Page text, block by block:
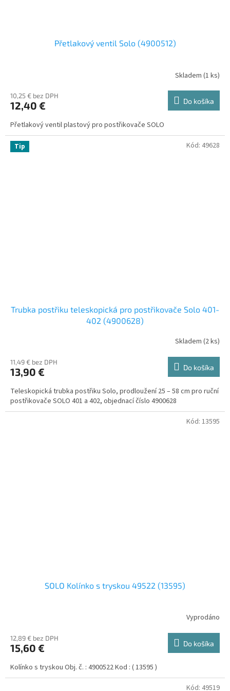
Přetlakový ventil Solo (4900512)
Skladem (1 ks)
10,25 € bez DPH
12,40 € Do košíka
Přetlakový ventil plastový pro postřikovače SOLO
Tip
Trubka postřiku teleskopická pro postřikovače Solo 401-
402 (4900628)
Skladem (2 ks)
11,49 € bez DPH
13,90 € Do košíka
Teleskopická trubka postřiku Solo, prodloužení 25 – 58 cm pro ruční
postřikovače SOLO 401 a 402, objednací číslo 4900628
Kód: 49628
SOLO Kolínko s tryskou 49522 (13595)
Vyprodáno
12,89 € bez DPH
15,60 € Do košíka
Kolínko s tryskou Obj. č. : 4900522 Kod : ( 13595 )
Kód: 13595
Kód: 49519